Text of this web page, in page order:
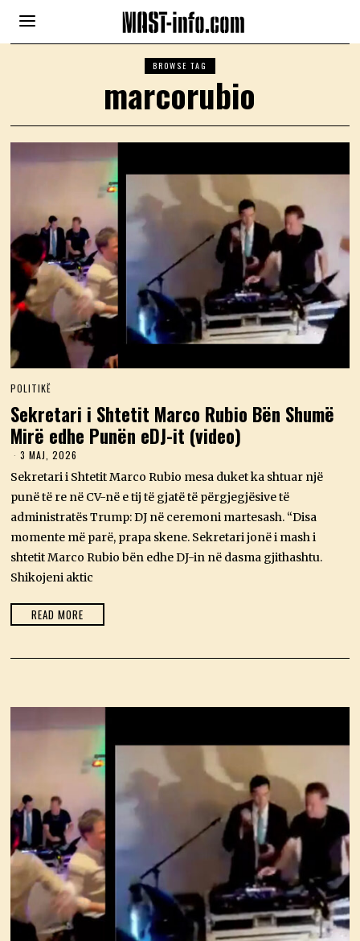
BROWSE TAG
marcorubio
POLITIKË
Sekretari i Shtetit Marco Rubio Bën Shumë
Mirë edhe Punën eDJ-it (video)
3 MAJ, 2026
A
J
2
0
2
6
Sekretari i Shtetit Marco Rubio mesa duket ka shtuar një
punë të re në CV-në e tij të gjatë të përgjegjësive të
administratës Trump: DJ në ceremoni martesash. “Disa
momente më parë, prapa skene. Sekretari jonë i mash i
shtetit Marco Rubio bën edhe DJ-in në dasma gjithashtu.
Shikojeni aktic
READ MORE